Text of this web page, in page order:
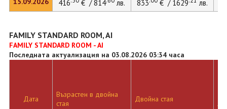
416
€ / 814 лв. 833 € / 1629 лв.
FAMILY STANDARD ROOM, AI
FAMILY STANDARD ROOM - AI
Последната актуализация на 03.08.2026 03:34 часа
Дата
Възрастен в двойна
стая
Двойна стая